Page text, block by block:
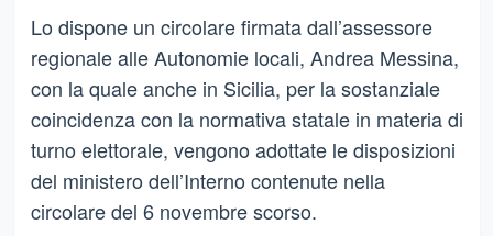
Lo dispone un circolare firmata dall’assessore
regionale alle Autonomie locali, Andrea Messina,
con la quale anche in Sicilia, per la sostanziale
coincidenza con la normativa statale in materia di
turno elettorale, vengono adottate le disposizioni
del ministero dell’Interno contenute nella
circolare del 6 novembre scorso.